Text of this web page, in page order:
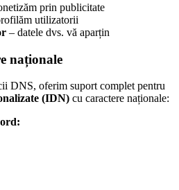
prin publicitate
utilizatorii
– datele dvs. vă aparțin
naționale
DNS, oferim suport complet pentru
(IDN) cu caractere naționale: